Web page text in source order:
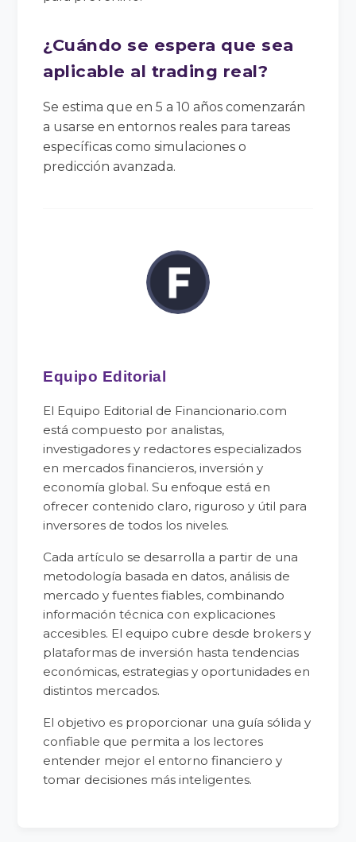
¿Cuándo se espera que sea
aplicable al trading real?
Se estima que en 5 a 10 años comenzarán
a usarse en entornos reales para tareas
específicas como simulaciones o
predicción avanzada.
Equipo Editorial
El Equipo Editorial de Financionario.com
está compuesto por analistas,
investigadores y redactores especializados
en mercados financieros, inversión y
economía global. Su enfoque está en
ofrecer contenido claro, riguroso y útil para
inversores de todos los niveles.
Cada artículo se desarrolla a partir de una
metodología basada en datos, análisis de
mercado y fuentes fiables, combinando
información técnica con explicaciones
accesibles. El equipo cubre desde brokers y
plataformas de inversión hasta tendencias
económicas, estrategias y oportunidades en
distintos mercados.
El objetivo es proporcionar una guía sólida y
confiable que permita a los lectores
entender mejor el entorno financiero y
tomar decisiones más inteligentes.